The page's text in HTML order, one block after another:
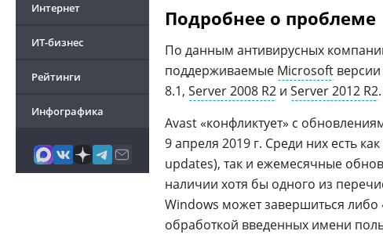
Интернет
ИТ-бизнес
Рейтинги
Инфографика
Подробнее о проблеме
По данным антивирусных
поддерживаемые Microsoft
8.1, Server 2008 R2 и Server 2012 R2.
Avast «конфликтует» с
9 апреля 2019 г. Среди них есть
updates), так и ежемесячные
наличии хотя бы одного из
Windows может завершиться либо
обработкой введенных имени